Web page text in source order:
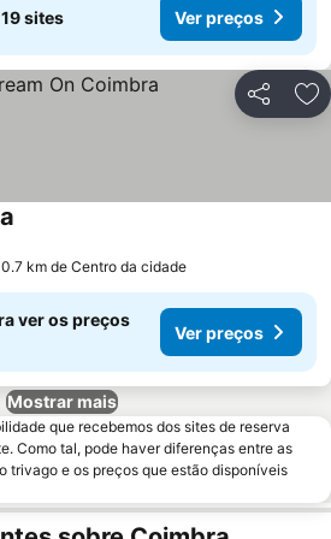
19 sites Ver preços
Partilhar
km de Centro da cidade
ver os preços
Ver preços
Mostrar mais
que recebemos dos sites de reserva
Como tal, pode haver diferenças entre as
trivago e os preços que estão disponíveis